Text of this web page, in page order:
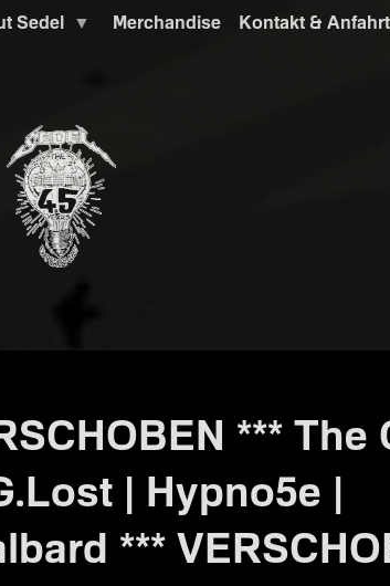
Sedel Merchandise Kontakt & Anfahrt
*** The
| Hypno5e |
***